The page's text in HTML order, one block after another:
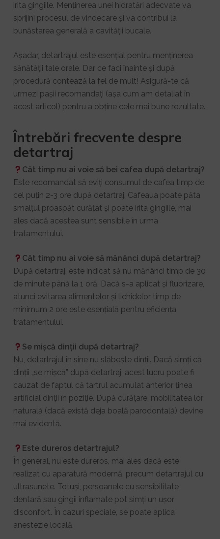
irita gingiile. Menținerea unei hidratări adecvate va
sprijini procesul de vindecare și va contribui la
bunăstarea generală a cavității bucale.
Așadar, detartrajul este esențial pentru menținerea
sănătății tale orale. Dar ce faci înainte și după
procedură contează la fel de mult! Asigură-te că
urmezi pașii recomandați (așa cum am detaliat în
acest articol) pentru a obține cele mai bune rezultate.
Întrebări frecvente despre
detartraj
Cât timp nu ai voie să bei cafea după detartraj?
Este recomandat să eviți consumul de cafea timp de
cel puțin 2-3 ore după detartraj. Cafeaua poate păta
smalțul proaspăt curățat și poate irita gingiile, mai
ales dacă acestea sunt sensibile în urma
tratamentului.
Cât timp nu ai voie să mănânci după detartraj?
După detartraj, este indicat să nu mănânci timp de 30
de minute până la 1 oră. Dacă s-a aplicat și fluorizare,
atunci evitarea alimentelor și lichidelor timp de
minimum 2 ore este esențială pentru eficiența
tratamentului.
Se mișcă dinții după detartraj?
Nu, detartrajul în sine nu slăbește dinții. Dacă simți că
dinții „se mișcă” după detartraj, acest lucru poate fi
cauzat de faptul că tartrul acumulat anterior ținea
artificial dinții în poziție. După curățare, mobilitatea lor
naturală (dacă există deja boală parodontală) devine
mai evidentă.
Este dureros detartrajul?
În general, nu este dureros, mai ales dacă este
realizat cu aparatură modernă, precum detartrajul cu
ultrasunete. Totuși, persoanele cu sensibilitate
dentară sau gingii inflamate pot simți un ușor
disconfort. În cazuri speciale, se poate aplica
anestezie locală.